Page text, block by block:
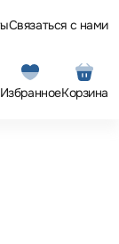
Связаться с нами
ИзбранноеКорзина